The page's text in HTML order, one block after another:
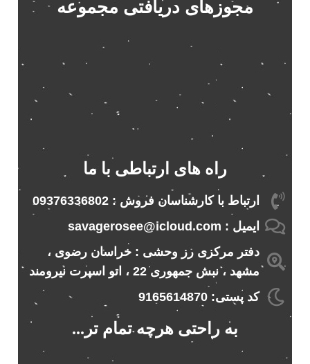
مجوزهای دریافتی مجموعه
راه های ارتباطی با ما
ارتباط با کارشناسان فروش : 09376336802
ایمیل : savagerosee@icloud.com
دفتر مرکزی رز وحشی : خراسان رضوی ،
مشهد ، نبش جمهوری 22 ، اتو اسپرت نیرومند
کد پستی: 9165614870
به راحتی هرچه تمام تر...